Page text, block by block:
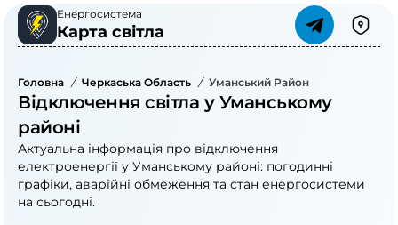
Енергосистема
Карта світла
Головна / Черкаська Область / Уманський Район
Відключення світла у Уманському
районі
Актуальна інформація про відключення
електроенергії у Уманському районі: погодинні
графіки, аварійні обмеження та стан енергосистеми
на сьогодні.